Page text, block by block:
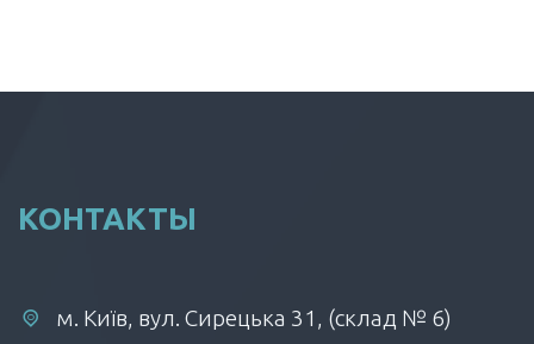
КОНТАКТЫ
м. Київ, вул. Сирецька 31, (склад № 6)